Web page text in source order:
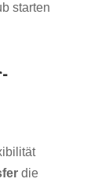
starten
die